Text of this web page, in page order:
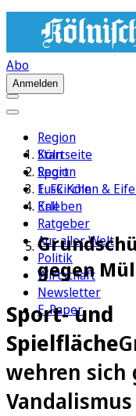
Abo
Anmelden
Region
Köln
Sport
1. FC Köln
Erleben
Ratgeber
Aus aller Welt
Politik
Wirtschaft
Newsletter
E-Paper
Startseite
Region
Euskirchen &
Kall
gegen
Sport- und
Spielfläche
wehren sich
Vandalismus